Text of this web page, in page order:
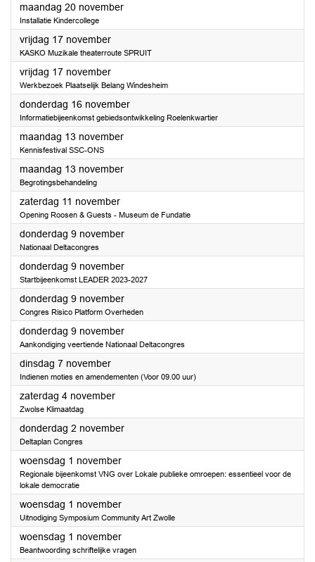
maandag 20 november2023
Installatie Kindercollege
vrijdag 17 november2023
KASKO Muzikale theaterroute SPRUIT
vrijdag 17 november2023
Werkbezoek Plaatselijk Belang Windesheim
donderdag 16 november2023
Informatiebijeenkomst gebiedsontwikkeling Roelenkwartier
maandag 13 november2023
Kennisfestival SSC-ONS
maandag 13 november2023
Begrotingsbehandeling
zaterdag 11 november2023
Opening Roosen & Guests - Museum de Fundatie
donderdag 9 november2023
Nationaal Deltacongres
donderdag 9 november2023
Startbijeenkomst LEADER 2023-2027
donderdag 9 november2023
Congres Risico Platform Overheden
donderdag 9 november2023
Aankondiging veertiende Nationaal Deltacongres
dinsdag 7 november2023
Indienen moties en amendementen (Voor 09.00 uur)
zaterdag 4 november2023
Zwolse Klimaatdag
donderdag 2 november2023
Deltaplan Congres
woensdag 1 november2023
Regionale bijeenkomst VNG over Lokale publieke omroepen: essentieel voor de
lokale democratie
woensdag 1 november2023
Uitnodiging Symposium Community Art Zwolle
woensdag 1 november2023
Beantwoording schriftelijke vragen